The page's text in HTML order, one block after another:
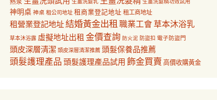
生薑洗髮乳 生薑洗髮精功效試用
神明桌 神桌 租公司地址 租商業登記地址 租工商地址
租營業登記地址結婚黃金出租職業工會草本沐浴乳
草本沐浴露 虛擬地址出租 金價查詢 防火泥 防盜扣 電子防盜門
頭皮深層清潔 頭皮深層清潔推薦 頭髮保養品推薦
頭髮護理產品 頭髮護理產品試用 飾金買賣 高價收購黃金